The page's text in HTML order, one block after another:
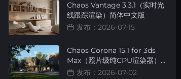
Chaos Vantage 3.3.1（实时光
线跟踪渲染）简体中文版
发布：2026-07-15
Chaos Corona 15.1 for 3ds
Max（照片级纯CPU渲染器）
简体中文智能安装版
发布：2026-07-02